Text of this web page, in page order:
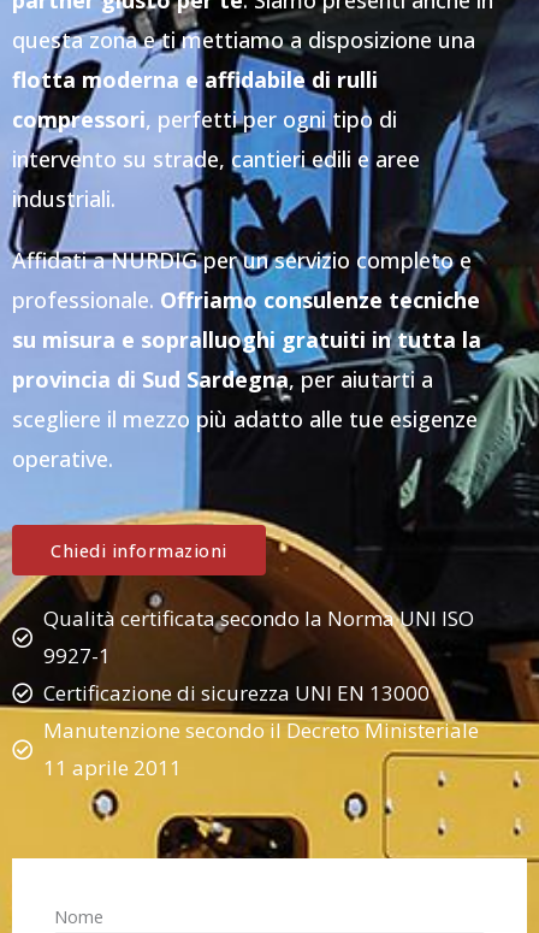
questa zona e ti mettiamo a disposizione una
flotta moderna e affidabile di rulli
compressori, perfetti per ogni tipo di
intervento su strade, cantieri edili e aree
industriali.
Affidati a NURDIG per un servizio completo e
professionale. Offriamo consulenze tecniche
su misura e sopralluoghi gratuiti in tutta la
provincia di Sud Sardegna, per aiutarti a
scegliere il mezzo più adatto alle tue esigenze
operative.
Chiedi informazioni
Qualità certificata secondo la Norma UNI ISO
9927-1
Certificazione di sicurezza UNI EN 13000
Manutenzione secondo il Decreto Ministeriale
11 aprile 2011
Nome